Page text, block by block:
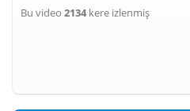
Bu video 2134kere izlenmiş